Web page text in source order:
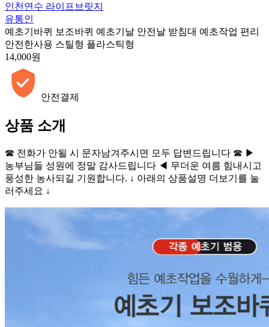
인천연수 라이프브릿지
유통인
예초기바퀴 보조바퀴 예초기날 안전날 받침대 예초작업 편리
안전한사용 스틸형 플라스틱형
14,000원
안전결제
상품 소개
☎ 전화가 안될 시 문자남겨주시면 모두 답변드립니다 ☎ ▶
농부님들 성원에 정말 감사드립니다 ◀ 무더운 여름 힘내시고
풍성한 농사되길 기원합니다. ↓ 아래의 상품설명 더보기를 눌
러주세요 ↓